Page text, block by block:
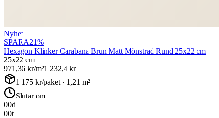
Nyhet
SPARA21%
Hexagon Klinker Carabana Brun Matt Mönstrad Rund 25x22 cm
25x22 cm
971,36 kr/m²1 232,4 kr
1 175 kr/paket · 1,21 m²
Slutar om
00d
00t